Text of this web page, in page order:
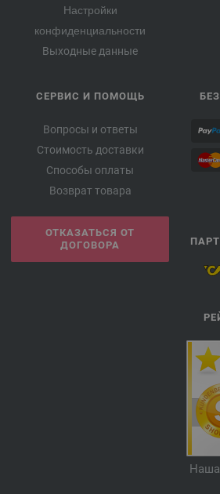
Настройки
конфиденциальности
Выходные данные
СЕРВИС И ПОМОЩЬ
Вопросы и ответы
Стоимость доставки
Способы оплаты
Возврат товара
ОТКАЗАТЬСЯ ОТ
ДОГОВОРА